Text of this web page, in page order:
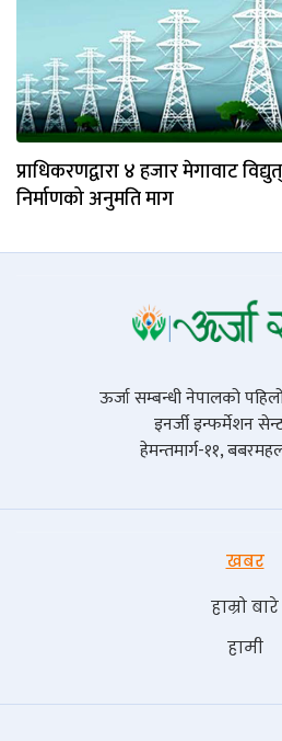
प्राधिकरणद्वारा ४ हजार मेगावाट
निर्माणको अनुमति माग
ऊर्जा सम्बन्धी नेपालको
इनर्जी इन्फर्मेशन
हेमन्तमार्ग-११,
खबर
हाम्रो बारे
हामी